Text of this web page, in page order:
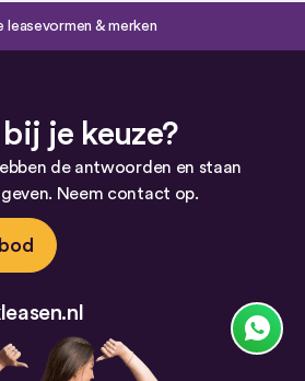
leasevormen & merken
je keuze?
de antwoorden en staan
Neem contact op.